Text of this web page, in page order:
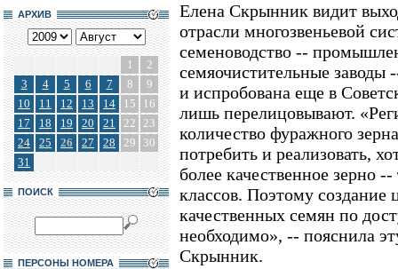
АРХИВ
1
2
3
4 5 6 7 8
9
10
11 12 13 14 15
16
17
18 19 20 21 22 23
24
25 26 27 28 29
30
31
ПОИСК
ПЕРСОНЫ НОМЕРА
Елена Скрынник видит
отрасли многозвеньевой
семеноводство --
семяочистительные заводы
и испробована еще в
лишь перелицовывают.
количество фуражного
потребить и реализовать,
более качественное зерно --
классов. Поэтому создание
качественных семян по
необходимо», -- пояснила
Скрынник.